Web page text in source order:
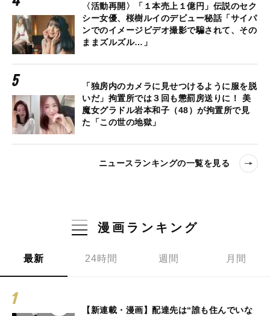
〈活動再開〉「１本売上１億円」伝説のセク
シー女優、桜樹ルイのデビュー秘話「サイパ
ンでのイメージビデオ撮影で騙されて、その
ままズルズル…」
「独房内のカメラに見せつけるように服を脱
いだ」拘置所では３回も懲罰房送りに！ 美
魔女グラドル岩本和子（48）が拘置所で見
た「この世の地獄」
ニュースランキングの一覧を見る
漫画ランキング
最新 24時間 週間 月間
【新連載・漫画】配達先は“誰も住んでいな